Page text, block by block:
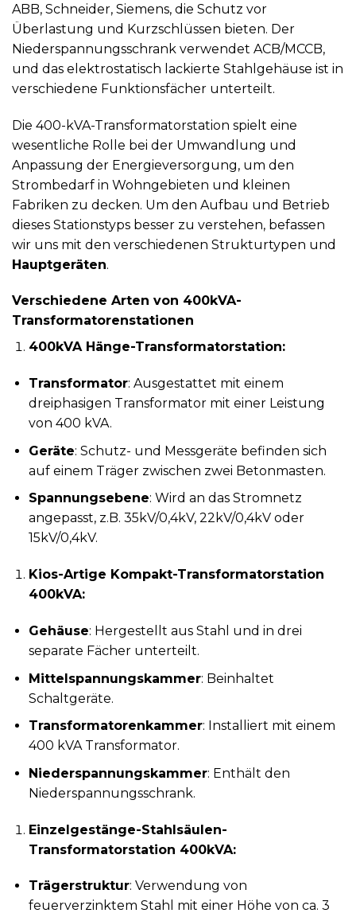
ABB, Schneider, Siemens, die Schutz vor
Überlastung und Kurzschlüssen bieten. Der
Niederspannungsschrank verwendet ACB/MCCB,
und das elektrostatisch lackierte Stahlgehäuse ist in
verschiedene Funktionsfächer unterteilt.
Die 400-kVA-Transformatorstation spielt eine
wesentliche Rolle bei der Umwandlung und
Anpassung der Energieversorgung, um den
Strombedarf in Wohngebieten und kleinen
Fabriken zu decken. Um den Aufbau und Betrieb
dieses Stationstyps besser zu verstehen, befassen
wir uns mit den verschiedenen Strukturtypen und
Hauptgeräten.
Verschiedene Arten von 400kVA-
Transformatorenstationen
400kVA Hänge-Transformatorstation:
Transformator: Ausgestattet mit einem
dreiphasigen Transformator mit einer Leistung
von 400 kVA.
Geräte: Schutz- und Messgeräte befinden sich
auf einem Träger zwischen zwei Betonmasten.
Spannungsebene: Wird an das Stromnetz
angepasst, z.B. 35kV/0,4kV, 22kV/0,4kV oder
15kV/0,4kV.
Kios-Artige Kompakt-Transformatorstation
400kVA:
Gehäuse: Hergestellt aus Stahl und in drei
separate Fächer unterteilt.
Mittelspannungskammer: Beinhaltet
Schaltgeräte.
Transformatorenkammer: Installiert mit einem
400 kVA Transformator.
Niederspannungskammer: Enthält den
Niederspannungsschrank.
Einzelgestänge-Stahlsäulen-
Transformatorstation 400kVA:
Trägerstruktur: Verwendung von
feuerverzinktem Stahl mit einer Höhe von ca. 3